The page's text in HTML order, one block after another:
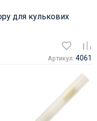
для кулькових
Артикул: 4061